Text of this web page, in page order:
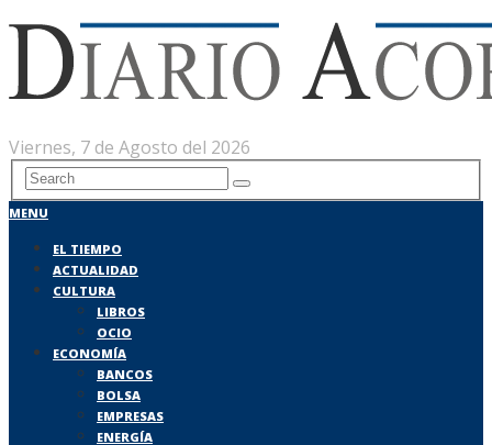
Viernes, 7 de Agosto del 2026
MENU
EL TIEMPO
ACTUALIDAD
CULTURA
LIBROS
OCIO
ECONOMÍA
BANCOS
BOLSA
EMPRESAS
ENERGÍA